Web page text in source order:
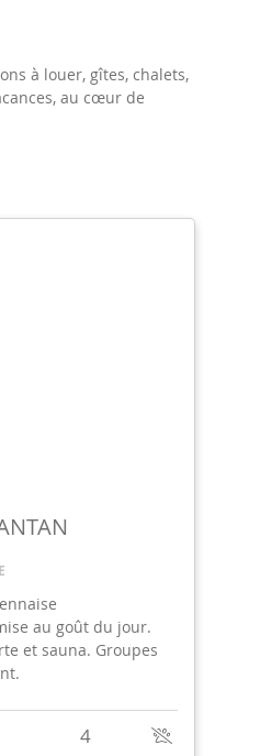
à louer, gîtes, chalets,
au cœur de
au goût du jour.
et sauna. Groupes
4